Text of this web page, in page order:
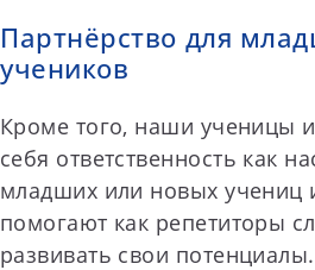
Партнёрство для
учеников
Кроме того, наши ученицы
себя ответственность как
младших или новых учениц
помогают как репетиторы
развивать свои